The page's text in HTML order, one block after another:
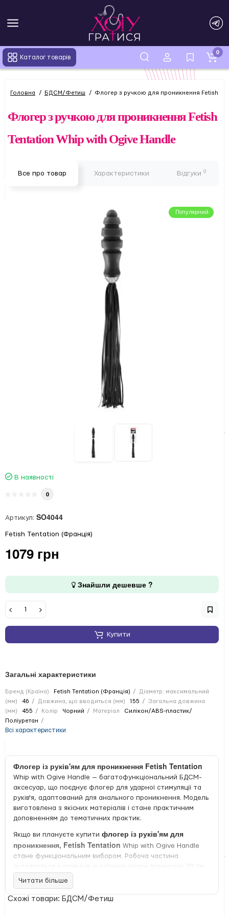
Каталог товарів
0
Головна БДСМ/Фетиш Флогер з ручкою для проникнення Fetish
Флогер з ручкою для проникнення Fetish
Tentation Whip with Ogive Handle
Все про товар Характеристики Відгуки 0
Популярний
В наявності
0
Артикул: SO4044
Fetish Tentation (Франція)
1079 грн
Знайшли дешевше ?
Купити
Загальні характеристики
Бренд (Країна) Fetish Tentation (Франція)
Діаметр: максимальний
(мм)
46 Довжина, що вводиться (мм) 155
Загальна довжина
(мм)
455 Колір Чорний Матеріал
Силікон/ABS-пластик/
Поліуретан
Всі характеристики
Флогер із руків'ям для проникнення Fetish Tentation
Whip with Ogive Handle — багатофункціональний БДСМ-
аксесуар, що поєднує флогер для ударної стимуляції та
руків'я, адаптований для анального проникнення. Модель
виготовлена з якісних матеріалів і стане практичним
доповненням до тематичних практик.
Якщо ви плануєте купити флогер із руків'ям для
проникнення, Fetish Tentation Whip with Ogive Handle
стане функціональним вибором. Робоча частина
складається з ремінців зі штучної шкіри довжиною 30 см.
Руків'я спеціально розроблене для анального
проникнення, має довжину 15,5 см, діаметр 4,6 см і
доповнене великими ребрами.
Читати більше
Схожі товари: БДСМ/Фетиш